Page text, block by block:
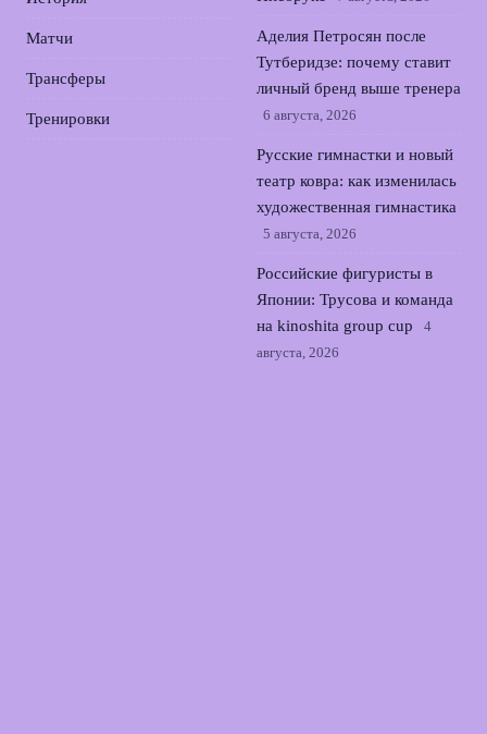
Матчи
Трансферы
Тренировки
Аделия Петросян после
Тутберидзе: почему ставит
личный бренд выше тренера
6 августа, 2026
Русские гимнастки и новый
театр ковра: как изменилась
художественная гимнастика
5 августа, 2026
Российские фигуристы в
Японии: Трусова и команда
на kinoshita group cup
4
августа, 2026